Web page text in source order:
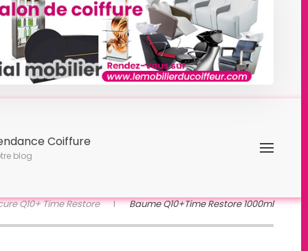
Coiffure
blog
Q10+ Time Restore Baume Q10+Time Restore 1000ml